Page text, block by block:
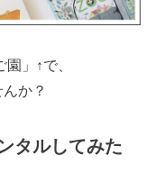
」↑で、
か？
タルしてみた